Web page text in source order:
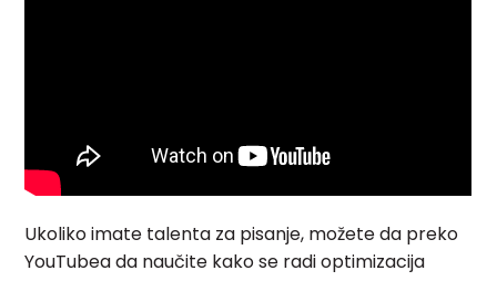
Ukoliko imate talenta za pisanje, možete da preko
YouTubea da naučite kako se radi optimizacija